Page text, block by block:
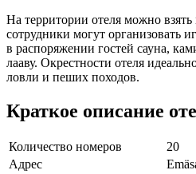
На территории отеля можно взять
сотрудники могут организовать
в распоряжении гостей сауна,
лааву. Окрестности отеля
ловли и пеших походов.
Краткое описание
Количество номеров
20
Адрес